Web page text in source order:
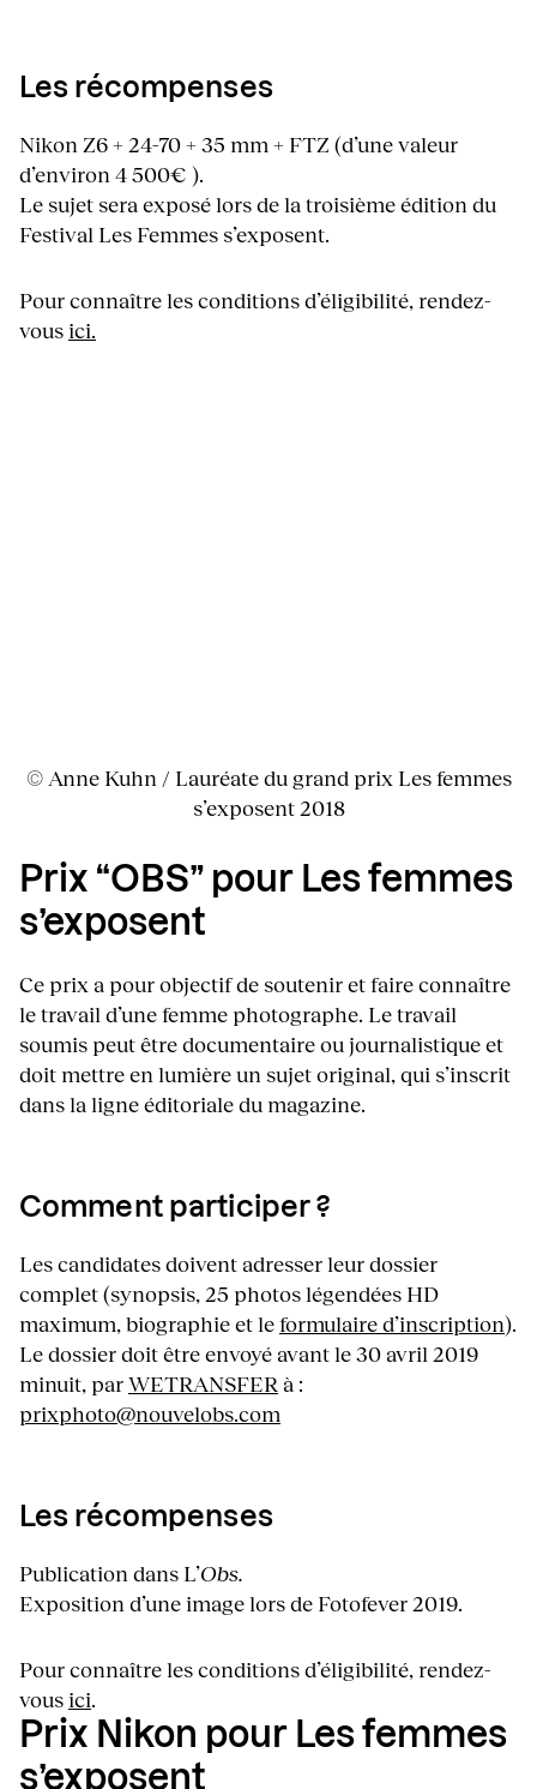
Les récompenses
Nikon Z6 + 24-70 + 35 mm + FTZ (d’une valeur
d’environ 4 500€ ).
Le sujet sera exposé lors de la troisième édition du
Festival Les Femmes s’exposent.
Pour connaître les conditions d’éligibilité, rendez-
vousici.
© Anne Kuhn / Lauréate du grand prix Les femmes
s’exposent 2018
Prix “OBS” pour Les femmes
s’exposent
Ce prix a pour objectif de soutenir et faire connaître
le travail d’une femme photographe. Le travail
soumis peut être documentaire ou journalistique et
doit mettre en lumière un sujet original, qui s’inscrit
dans la ligne éditoriale du magazine.
Comment participer ?
Les candidates doivent adresser leur dossier
complet (synopsis, 25 photos légendées HD
maximum, biographie et leformulaire d’inscription).
Le dossier doit être envoyé avant le 30 avril 2019
minuit, parWETRANSFER à :
prixphoto@nouvelobs.com
Les récompenses
Publication dans L’Obs.
Exposition d’une image lors de Fotofever 2019.
Pour connaître les conditions d’éligibilité, rendez-
vousici.
Prix Nikon pour Les femmes
s’exposent